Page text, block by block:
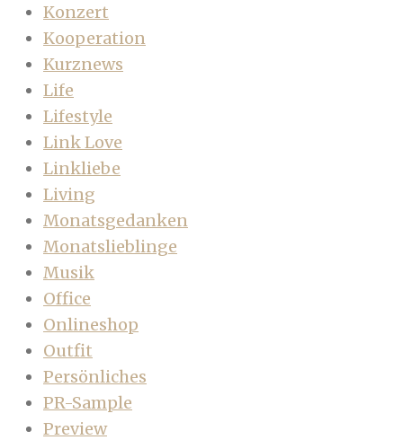
Konzert
Kooperation
Kurznews
Life
Lifestyle
Link Love
Linkliebe
Living
Monatsgedanken
Monatslieblinge
Musik
Office
Onlineshop
Outfit
Persönliches
PR-Sample
Preview